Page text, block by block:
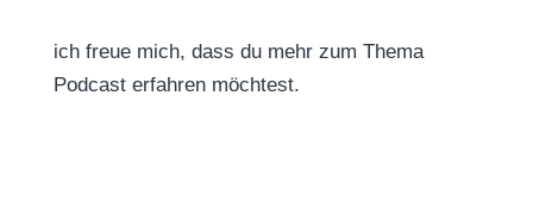
ich freue mich, dass du mehr zum Thema
Podcast erfahren möchtest.